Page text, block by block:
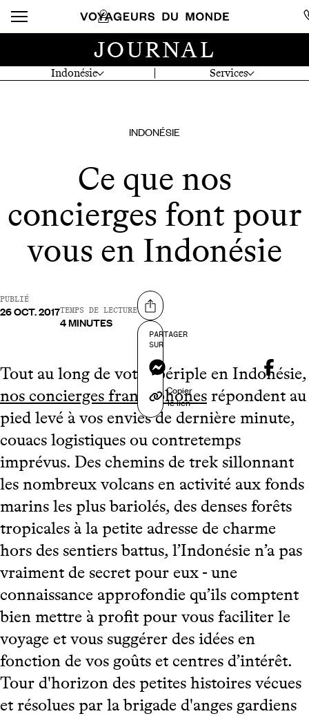
Indonésie Services
JOURNAL
INDONÉSIE
Ce que nos
concierges font pour
vous en Indonésie
PUBLIÉ
26 OCT. 2017TEMPS DE LECTURE
4 MINUTES
Partager sur
PARTAGER
SUR
Messenger
Copier
le lien
Tout au long de votre périple en Indonésie,
nos concierges francophones répondent au
pied levé à vos envies de dernière minute,
couacs logistiques ou contretemps
imprévus. Des chemins de trek sillonnant
les nombreux volcans en activité aux fonds
marins les plus bariolés, des denses forêts
tropicales à la petite adresse de charme
hors des sentiers battus, l’Indonésie n’a pas
vraiment de secret pour eux - une
connaissance approfondie qu’ils comptent
bien mettre à profit pour vous faciliter le
voyage et vous suggérer des idées en
fonction de vos goûts et centres d’intérêt.
Tour d'horizon des petites histoires vécues
et résolues par la brigade d'anges gardiens